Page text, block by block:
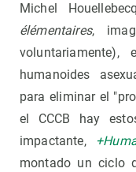
Michel
élémentaires,
humanoides
para eliminar el
el CCCB hay
impactante,
montado un ciclo